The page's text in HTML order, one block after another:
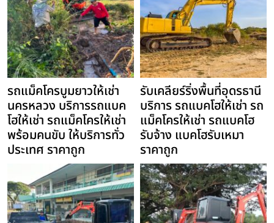
รถแม็คโครบูมยาวให้เช่า
นครหลวง บริการรถแบค
โฮให้เช่า รถแม็คโครให้เช่า
พร้อมคนขับ ให้บริการทั่ว
ประเทศ ราคาถูก
รับเคลียร์ริ่งพื้นที่อุดรธานี
บริการ รถแบคโฮให้เช่า รถ
แม็คโครให้เช่า รถแบคโฮ
รับจ้าง แบคโฮรับเหมา
ราคาถูก